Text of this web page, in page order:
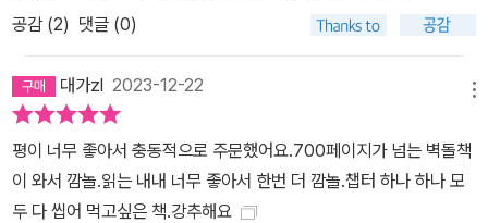
공감 (2) 댓글 (0)
대가zl 2023-12-22
평이 너무 좋아서 충동적으로 주문했어요.700페이지가 넘는 벽돌책
이 와서 깜놀.읽는 내내 너무 좋아서 한번 더 깜놀.챕터 하나 하나 모
두 다 씹어 먹고싶은 책.강추해요